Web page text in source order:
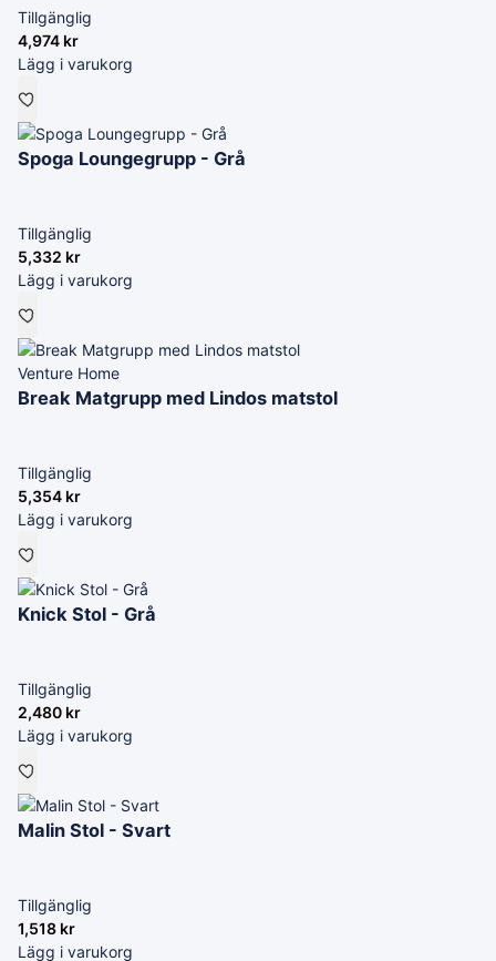
Tillgänglig
4,974 kr
Lägg i varukorg
Spoga Loungegrupp - Grå
Tillgänglig
5,332 kr
Lägg i varukorg
Venture Home
Break Matgrupp med Lindos matstol
Tillgänglig
5,354 kr
Lägg i varukorg
Knick Stol - Grå
Tillgänglig
2,480 kr
Lägg i varukorg
Malin Stol - Svart
Tillgänglig
1,518 kr
Lägg i varukorg